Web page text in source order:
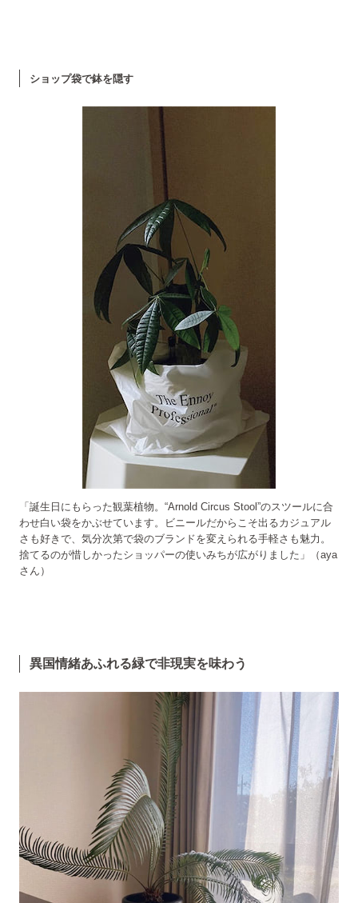
ショップ袋で鉢を隠す
「誕生日にもらった観葉植物。“Arnold Circus Stool”のスツールに合
わせ白い袋をかぶせています。ビニールだからこそ出るカジュアル
さも好きで、気分次第で袋のブランドを変えられる手軽さも魅力。
捨てるのが惜しかったショッパーの使いみちが広がりました」（aya
さん）
異国情緒あふれる緑で非現実を味わう